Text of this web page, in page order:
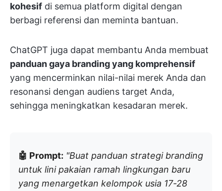
kohesif di semua platform digital dengan
berbagi referensi dan meminta bantuan.
ChatGPT juga dapat membantu Anda membuat
panduan gaya branding yang komprehensif
yang mencerminkan nilai-nilai merek Anda dan
resonansi dengan audiens target Anda,
sehingga meningkatkan kesadaran merek.
🤖 Prompt: "Buat panduan strategi branding
untuk lini pakaian ramah lingkungan baru
yang menargetkan kelompok usia 17-28